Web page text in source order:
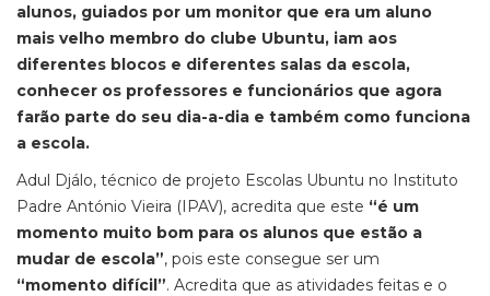
alunos, guiados por um monitor que era um aluno
mais velho membro do clube Ubuntu, iam aos
diferentes blocos e diferentes salas da escola,
conhecer os professores e funcionários que agora
farão parte do seu dia-a-dia e também como funciona
a escola.
Adul Djálo, técnico de projeto Escolas Ubuntu no Instituto
Padre António Vieira (IPAV), acredita que este “é um
momento muito bom para os alunos que estão a
mudar de escola”, pois este consegue ser um
“momento difícil”. Acredita que as atividades feitas e o